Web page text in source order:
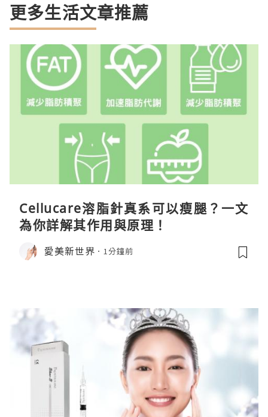
更多生活文章推薦
Cellucare溶脂針真系可以瘦腿？一文
為你詳解其作用與原理！
愛美新世界 1分鐘前